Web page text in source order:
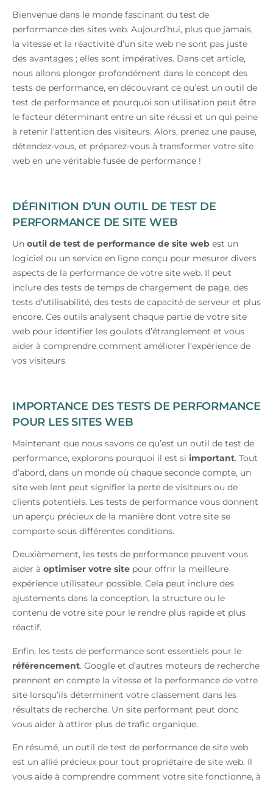
Bienvenue dans le monde fascinant du test de
performance des sites web. Aujourd’hui, plus que jamais,
la vitesse et la réactivité d’un site web ne sont pas juste
des avantages ; elles sont impératives. Dans cet article,
nous allons plonger profondément dans le concept des
tests de performance, en découvrant ce qu’est un outil de
test de performance et pourquoi son utilisation peut être
le facteur déterminant entre un site réussi et un qui peine
à retenir l’attention des visiteurs. Alors, prenez une pause,
détendez-vous, et préparez-vous à transformer votre site
web en une véritable fusée de performance !
DÉFINITION D’UN OUTIL DE TEST DE
PERFORMANCE DE SITE WEB
Un outil de test de performance de site web est un
logiciel ou un service en ligne conçu pour mesurer divers
aspects de la performance de votre site web. Il peut
inclure des tests de temps de chargement de page, des
tests d’utilisabilité, des tests de capacité de serveur et plus
encore. Ces outils analysent chaque partie de votre site
web pour identifier les goulots d’étranglement et vous
aider à comprendre comment améliorer l’expérience de
vos visiteurs.
IMPORTANCE DES TESTS DE PERFORMANCE
POUR LES SITES WEB
Maintenant que nous savons ce qu’est un outil de test de
performance, explorons pourquoi il est si important. Tout
d’abord, dans un monde où chaque seconde compte, un
site web lent peut signifier la perte de visiteurs ou de
clients potentiels. Les tests de performance vous donnent
un aperçu précieux de la manière dont votre site se
comporte sous différentes conditions.
Deuxièmement, les tests de performance peuvent vous
aider à optimiser votre site pour offrir la meilleure
expérience utilisateur possible. Cela peut inclure des
ajustements dans la conception, la structure ou le
contenu de votre site pour le rendre plus rapide et plus
réactif.
Enfin, les tests de performance sont essentiels pour le
référencement. Google et d’autres moteurs de recherche
prennent en compte la vitesse et la performance de votre
site lorsqu’ils déterminent votre classement dans les
résultats de recherche. Un site performant peut donc
vous aider à attirer plus de trafic organique.
En résumé, un outil de test de performance de site web
est un allié précieux pour tout propriétaire de site web. Il
vous aide à comprendre comment votre site fonctionne, à